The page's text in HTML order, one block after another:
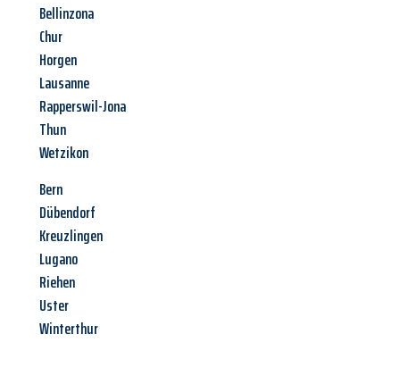
Bellinzona
Chur
Horgen
Lausanne
Rapperswil-Jona
Thun
Wetzikon
Bern
Dübendorf
Kreuzlingen
Lugano
Riehen
Uster
Winterthur